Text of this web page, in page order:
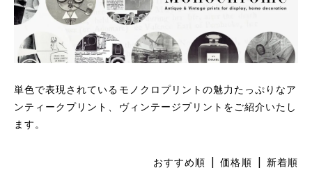
単色で表現されているモノクロプリントの魅力たっぷりなア
ンティークプリント、ヴィンテージプリントをご紹介いたし
ます。
おすすめ順 |価格順 | 新着順